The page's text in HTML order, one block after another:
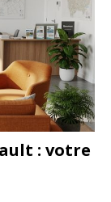
: votre